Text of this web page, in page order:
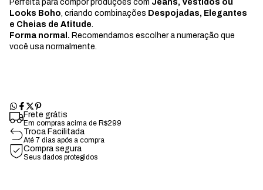
Perfeita para compor produções com Jeans, Vestidos ou
Looks Boho, criando combinações Despojadas, Elegantes
e Cheias de Atitude.
Forma normal. Recomendamos escolher a numeração que
você usa normalmente.
Frete grátis
Em compras acima de R$299
Troca Facilitada
Até 7 dias após a compra
Compra segura
Seus dados protegidos